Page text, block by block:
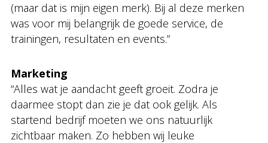
(maar dat is mijn eigen merk). Bij al deze merken
was voor mij belangrijk de goede service, de
trainingen, resultaten en events.”
Marketing
“Alles wat je aandacht geeft groeit. Zodra je
daarmee stopt dan zie je dat ook gelijk. Als
startend bedrijf moeten we ons natuurlijk
zichtbaar maken. Zo hebben wij leuke